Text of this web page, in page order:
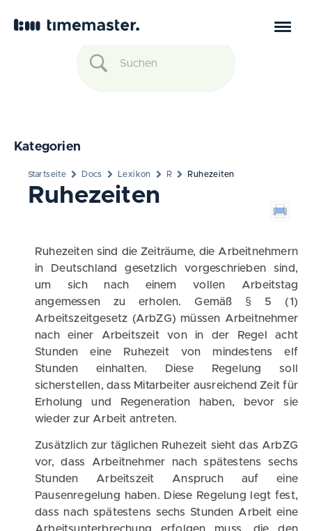
Kategorien
Startseite Docs Lexikon R Ruhezeiten
Ruhezeiten
Ruhezeiten sind die Zeiträume, die Arbeitnehmern
in Deutschland gesetzlich vorgeschrieben sind,
um sich nach einem vollen Arbeitstag
angemessen zu erholen. Gemäß § 5 (1)
Arbeitszeitgesetz (ArbZG) müssen Arbeitnehmer
nach einer Arbeitszeit von in der Regel acht
Stunden eine Ruhezeit von mindestens elf
Stunden einhalten. Diese Regelung soll
sicherstellen, dass Mitarbeiter ausreichend Zeit für
Erholung und Regeneration haben, bevor sie
wieder zur Arbeit antreten.
Zusätzlich zur täglichen Ruhezeit sieht das ArbZG
vor, dass Arbeitnehmer nach spätestens sechs
Stunden Arbeitszeit Anspruch auf eine
Pausenregelung haben. Diese Regelung legt fest,
dass nach spätestens sechs Stunden Arbeit eine